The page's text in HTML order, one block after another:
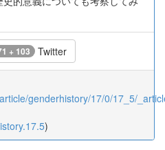
+ 103 Twitter
genderhistory/17/0/17_5/
)